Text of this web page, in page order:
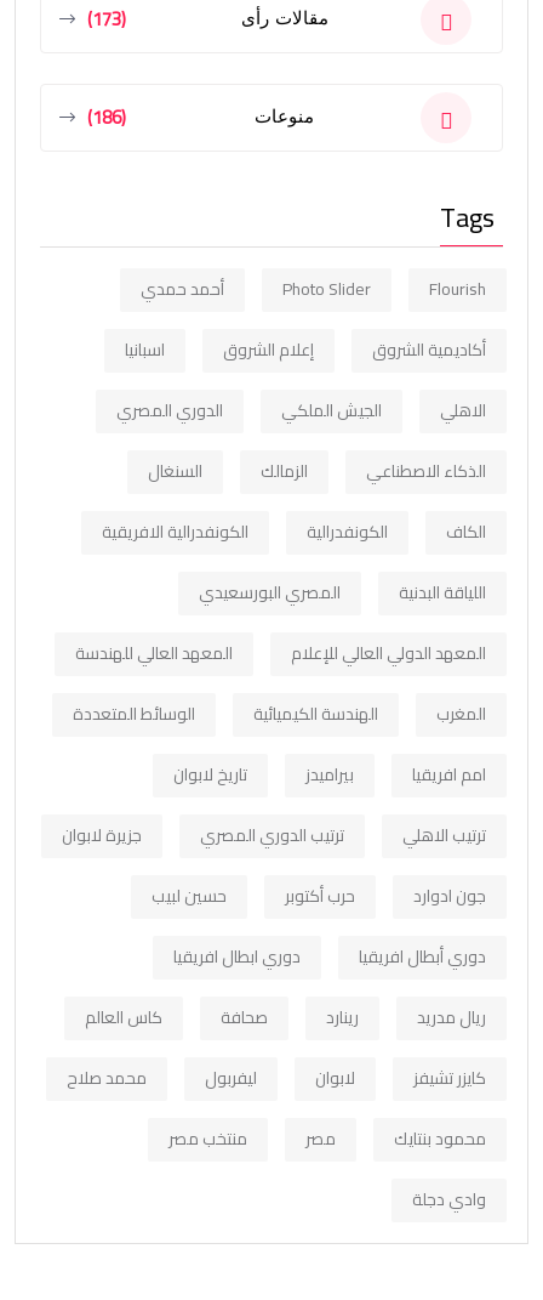
مقالات رأى (173)
منوعات (186)
Tags
Flourish
Photo Slider
أحمد حمدي
أكاديمية الشروق
إعلام الشروق
اسبانيا
الاهلي
الجيش الملكي
الدوري المصري
الذكاء الاصطناعي
الزمالك
السنغال
الكاف
الكونفدرالية
الكونفدرالية الافريقية
اللياقة البدنية
المصري البورسعيدي
المعهد الدولي العالي للإعلام
المعهد العالي للهندسة
المغرب
الهندسة الكيميائية
الوسائط المتعددة
امم افريقيا
بيراميدز
تاريخ لابوان
ترتيب الاهلي
ترتيب الدوري المصري
جزيرة لابوان
جون ادوارد
حرب أكتوبر
حسين لبيب
دوري أبطال افريقيا
دوري ابطال افريقيا
ريال مدريد
رينارد صحافة
كاس العالم
كايزر تشيفز
لابوان ليفربول
محمد صلاح
محمود بنتايك
مصر
منتخب مصر
وادي دجلة